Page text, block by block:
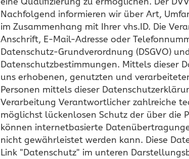
Nachfolgend informieren wir über Art,
im Zusammenhang mit Ihrer vhs.ID. Die
Anschrift, E-Mail-Adresse oder
Datenschutz-Grundverordnung (DSGVO)
Datenschutzbestimmungen. Mittels dieser
uns erhobenen, genutzten und
Personen mittels dieser
Verarbeitung Verantwortlicher zahlreiche
möglichst lückenlosen Schutz der über die
können internetbasierte
nicht gewährleistet werden kann. Diese
Link "Datenschutz" im unteren